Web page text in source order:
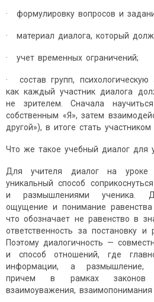
· формулировку вопросов и
· материал диалога, который
· учет временных ограничений;
· состав групп,
как каждый участник диалога
не зрителем. Сначала
собственным «Я», затем
другой»), в итоге стать участником
Что же такое учебный диалог для
Для учителя диалог на
уникальный способ
и размышлениями ученика.
ощущение и понимание
что обозначает не равенство в
ответственность за постановку и
Поэтому диалогичность —
и способ отношений, где
информации, а размышление,
причем в рамках законов
взаимоуважения, взаимопонимания